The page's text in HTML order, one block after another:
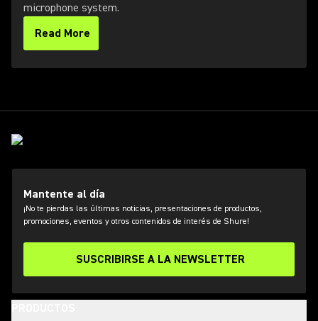
microphone system.
Read More
Mantente al día
¡No te pierdas las últimas noticias, presentaciones de productos,
promociones, eventos y otros contenidos de interés de Shure!
SUSCRIBIRSE A LA NEWSLETTER